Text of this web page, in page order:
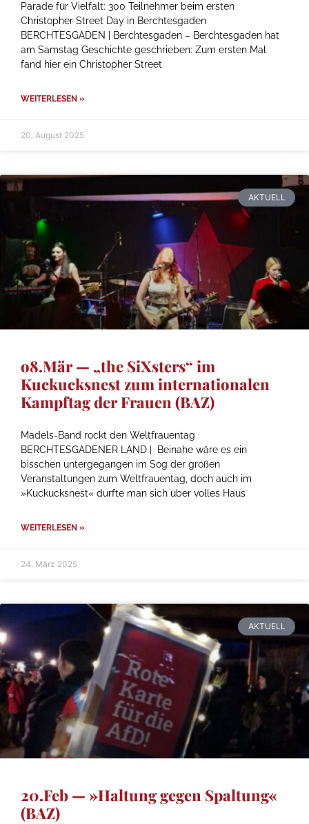
Parade für Vielfalt: 300 Teilnehmer beim ersten
Christopher Street Day in Berchtesgaden
BERCHTESGADEN | Berchtesgaden – Berchtesgaden hat
am Samstag Geschichte geschrieben: Zum ersten Mal
fand hier ein Christopher Street
WEITERLESEN »
20. August 2025
AKTUELL
o8.Mär — „the SiXsters“ im
Kuckucksnest zum internationalen
Kampftag der Frauen (BAZ)
Mädels-Band rockt den Weltfrauentag
BERCHTESGADENER LAND | Beinahe wäre es ein
bisschen untergegangen im Sog der großen
Veranstaltungen zum Weltfrauentag, doch auch im
»Kuckucksnest« durfte man sich über volles Haus
WEITERLESEN »
24. März 2025
AKTUELL
20.Feb — »Haltung gegen Spaltung«
(BAZ)